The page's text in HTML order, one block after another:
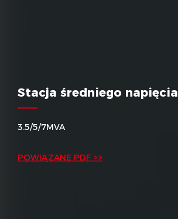
Stacja średniego napięcia
3.5/5/7MVA
POWIĄZANE PDF >>